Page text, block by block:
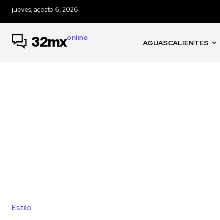
jueves, agosto 6, 2026
32mxonline
AGUASCALIENTES
Estilo